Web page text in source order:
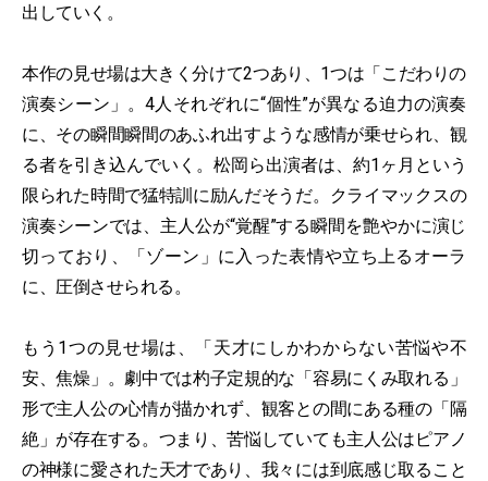
出していく。
本作の見せ場は大きく分けて2つあり、1つは「こだわりの
演奏シーン」。4人それぞれに“個性”が異なる迫力の演奏
に、その瞬間瞬間のあふれ出すような感情が乗せられ、観
る者を引き込んでいく。松岡ら出演者は、約1ヶ月という
限られた時間で猛特訓に励んだそうだ。クライマックスの
演奏シーンでは、主人公が“覚醒”する瞬間を艶やかに演じ
切っており、「ゾーン」に入った表情や立ち上るオーラ
に、圧倒させられる。
もう1つの見せ場は、「天才にしかわからない苦悩や不
安、焦燥」。劇中では杓子定規的な「容易にくみ取れる」
形で主人公の心情が描かれず、観客との間にある種の「隔
絶」が存在する。つまり、苦悩していても主人公はピアノ
の神様に愛された天才であり、我々には到底感じ取ること